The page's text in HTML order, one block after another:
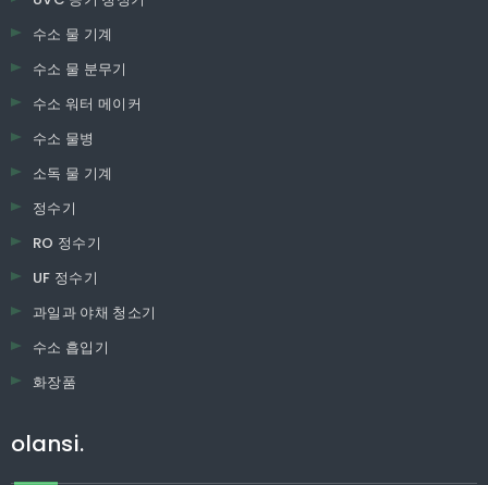
수소 물 기계
수소 물 분무기
수소 워터 메이커
수소 물병
소독 물 기계
정수기
RO 정수기
UF 정수기
과일과 야채 청소기
수소 흡입기
화장품
olansi.